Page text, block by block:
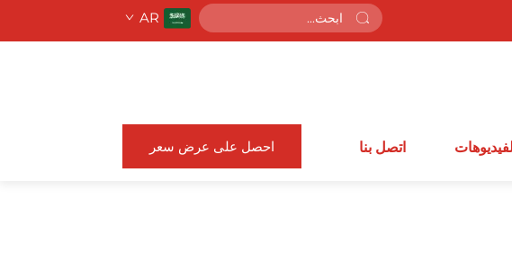
AR
اتصل بنا احصل على عرض سعر